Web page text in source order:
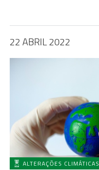
22 ABRIL 2022
ALTERAÇÕES CLIMÁTICAS